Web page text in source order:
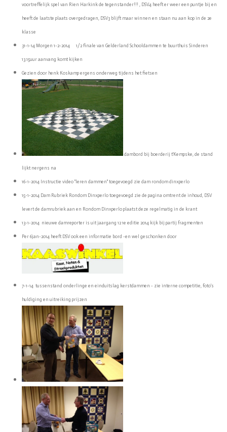
voortreffelijk spel van Rien Harkink de tegenstander!!! , DSV4 heeft er weer een puntje bij en
heeft de laatste plaats overgedragen, DSV3 blijft maar winnen en staan nu aan kop in de 2e
klasse
31-1-14 Morgen 1-2-2014 1/2 finale van Gelderland Schooldammen te buurthuis Sinderen
13.15uur aanvang komt kijken
Gezien door henk Koskamp ergens onderweg tijdens het fietsen
dambord bij boerderij t'Kempske, de stand
lijkt nergens na
16-1-2014 Instructie video "leren dammen" toegevoegd zie dam rondom dinxperlo
15-1-2014 Dam Rubriek Rondom Dinxperlo toegevoegd zie de pagina omtrent de inhoud, DSV
levert de damrubriek aan en Rondom Dinxperlo plaatst deze regelmatig in de krant
13-1-2014 nieuwe damreporter is uit jaargang 12 1e editie 2014 kijk bij partij fragmenten
Per 6jan-2014 heeft DSV ook een informatie bord -en wel geschonken door
7-1-14 tussenstand onderlinge en einduitslag kerstdammen - zie interne competitie, foto's
huldiging en uitreiking prijzen